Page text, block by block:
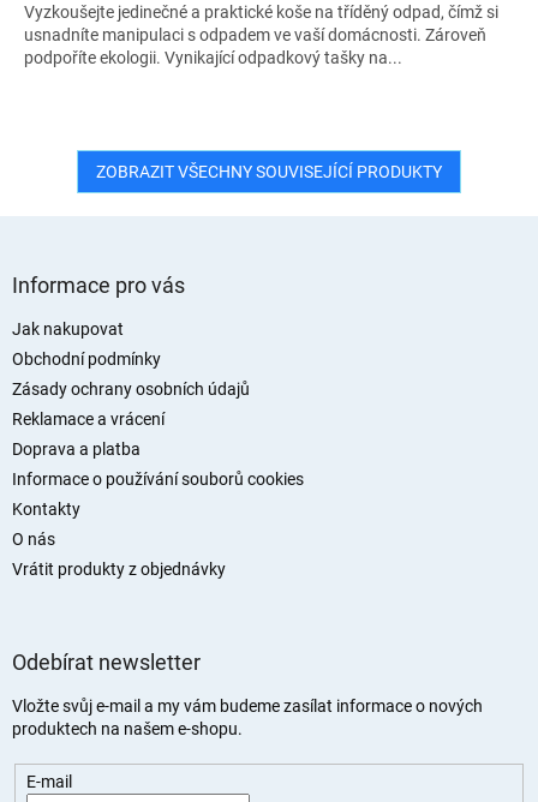
Vyzkoušejte jedinečné a praktické koše na tříděný odpad, čímž si
usnadníte manipulaci s odpadem ve vaší domácnosti. Zároveň
podpoříte ekologii. Vynikající odpadkový tašky na...
ZOBRAZIT VŠECHNY SOUVISEJÍCÍ PRODUKTY
Informace pro vás
Jak nakupovat
Obchodní podmínky
Zásady ochrany osobních údajů
Reklamace a vrácení
Doprava a platba
Informace o používání souborů cookies
Kontakty
O nás
Vrátit produkty z objednávky
Odebírat newsletter
Vložte svůj e-mail a my vám budeme zasílat informace o nových
produktech na našem e-shopu.
E-mail